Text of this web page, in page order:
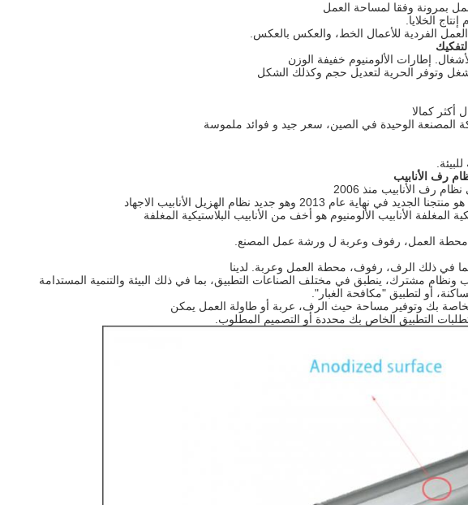
بمرونة وفقا لمساحة العمل
الخلايا.
الفردية للأعمال الخط، والعكس بالعكس.
إطارات الألومنيوم خفيفة الوزن
وتوفر الحرية لتعديل حجم وكذلك الشكل
أكثر كمالا
المصنعة الوحيدة في الصين، سعر جيد و فوائد ملموسة
رف الأنابيب
رف الأنابيب منذ 2006
نهاية عام 2013 وهو جديد نظام الهزيل الأنابيب الاجهاد
المغلفة الأنابيب الألومنيوم هو أخف من الأنابيب البلاستيكية المغلفة
محطة العمل، رفوف وعربة ل ورشة عمل المصنع.
بما في ذلك الرف، رفوف، محطة العمل وعربة.
لدينا
ونظام مشترك، ينطبق في مختلف الصناعات التطبيق، بما في ذلك البيئة والتنمية المستدامة
أو لتطبيق "مكافحة الغبار".
بك وتوفير مساحة حيث الرف، عربة أو طاولة العمل يمكن
التطبيق الخاص بك محددة أو التصميم المطلوب.